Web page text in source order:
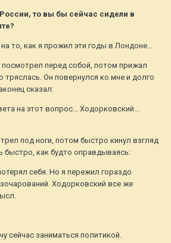
то вы бы сейчас сидели в
то, как я прожил эти годы в Лондоне...
перед собой, потом прижал
тряслась. Он повернулся ко мне и долго
сказал:
на этот вопрос... Ходорковский...
под ноги, потом быстро кинул взгляд
быстро, как будто оправдываясь:
себя. Но я пережил гораздо
Ходорковский все же
сейчас заниматься политикой.